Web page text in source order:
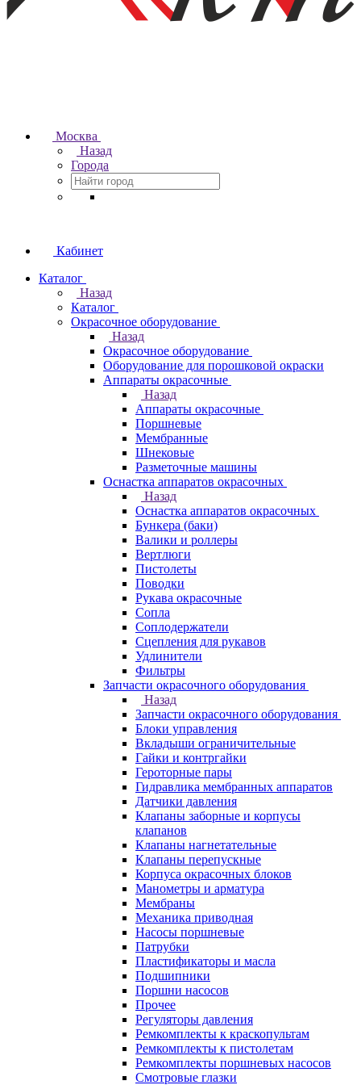
Москва
Назад
Города
Кабинет
Каталог
Назад
Каталог
Окрасочное оборудование
Назад
Окрасочное оборудование
Оборудование для порошковой окраски
Аппараты окрасочные
Назад
Аппараты окрасочные
Поршневые
Мембранные
Шнековые
Разметочные машины
Оснастка аппаратов окрасочных
Назад
Оснастка аппаратов окрасочных
Бункера (баки)
Валики и роллеры
Вертлюги
Пистолеты
Поводки
Рукава окрасочные
Сопла
Соплодержатели
Сцепления для рукавов
Удлинители
Фильтры
Запчасти окрасочного оборудования
Назад
Запчасти окрасочного оборудования
Блоки управления
Вкладыши ограничительные
Гайки и контргайки
Героторные пары
Гидравлика мембранных аппаратов
Датчики давления
Клапаны заборные и корпусы
клапанов
Клапаны нагнетательные
Клапаны перепускные
Корпуса окрасочных блоков
Манометры и арматура
Мембраны
Механика приводная
Насосы поршневые
Патрубки
Пластификаторы и масла
Подшипники
Поршни насосов
Прочее
Регуляторы давления
Ремкомплекты к краскопультам
Ремкомплекты к пистолетам
Ремкомплекты поршневых насосов
Смотровые глазки